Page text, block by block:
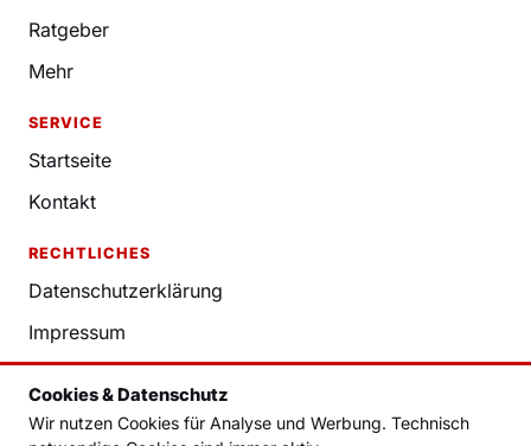
Cookies & Datenschutz
Wir nutzen Cookies für Analyse und Werbung. Technisch
Ratgeber
Mehr
SERVICE
Startseite
Kontakt
RECHTLICHES
Datenschutzerklärung
Impressum
Redaktion